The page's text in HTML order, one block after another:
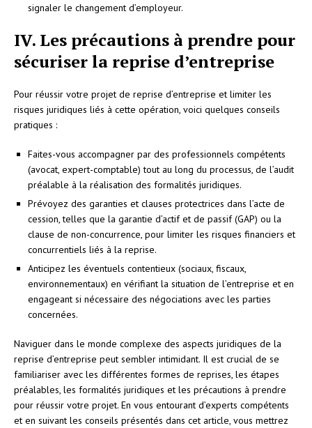
signaler le changement d’employeur.
IV. Les précautions à prendre pour
sécuriser la reprise d’entreprise
Pour réussir votre projet de reprise d’entreprise et limiter les
risques juridiques liés à cette opération, voici quelques conseils
pratiques :
Faites-vous accompagner par des professionnels compétents
(avocat, expert-comptable) tout au long du processus, de l’audit
préalable à la réalisation des formalités juridiques.
Prévoyez des garanties et clauses protectrices dans l’acte de
cession, telles que la garantie d’actif et de passif (GAP) ou la
clause de non-concurrence, pour limiter les risques financiers et
concurrentiels liés à la reprise.
Anticipez les éventuels contentieux (sociaux, fiscaux,
environnementaux) en vérifiant la situation de l’entreprise et en
engageant si nécessaire des négociations avec les parties
concernées.
Naviguer dans le monde complexe des aspects juridiques de la
reprise d’entreprise peut sembler intimidant. Il est crucial de se
familiariser avec les différentes formes de reprises, les étapes
préalables, les formalités juridiques et les précautions à prendre
pour réussir votre projet. En vous entourant d’experts compétents
et en suivant les conseils présentés dans cet article, vous mettrez